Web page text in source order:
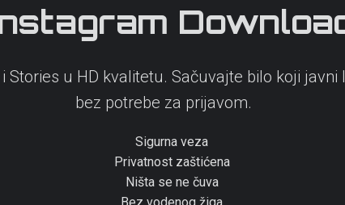
Stories u HD kvalitetu. Sačuvajte bilo koji
bez potrebe za prijavom.
Sigurna veza
Privatnost zaštićena
Ništa se ne čuva